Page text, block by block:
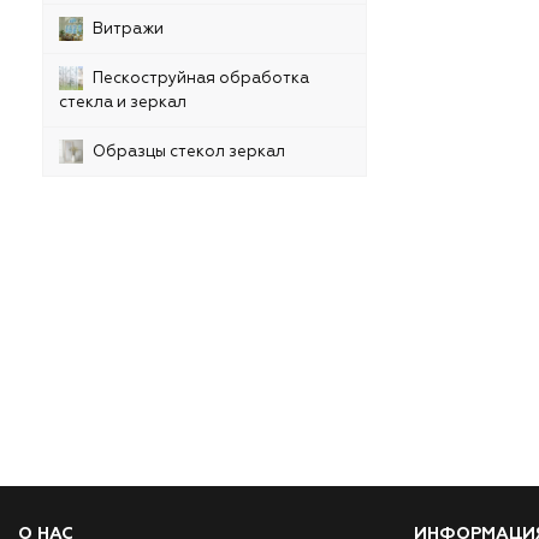
Витражи
Пескоструйная обработка
стекла и зеркал
Образцы стекол зеркал
О НАС